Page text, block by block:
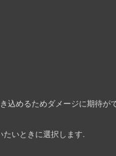
込めるためダメージに期待が
いときに選択します.